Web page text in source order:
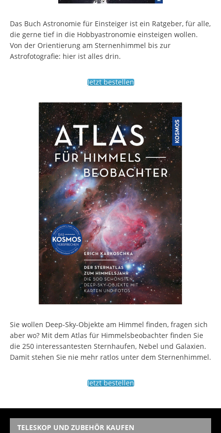
Das Buch Astronomie für Einsteiger ist ein Ratgeber, für alle,
die gerne tief in die Hobbyastronomie einsteigen wollen.
Von der Orientierung am Sternenhimmel bis zur
Astrofotografie: hier ist alles drin.
Jetzt bestellen
Sie wollen Deep-Sky-Objekte am Himmel finden, fragen sich
aber wo? Mit dem Atlas für Himmelsbeobachter finden Sie
die 250 interessantesten Sternhaufen, Nebel und Galaxien.
Damit stehen Sie nie mehr ratlos unter dem Sternenhimmel.
Jetzt bestellen
TELESKOP UND ZUBEHÖR KAUFEN